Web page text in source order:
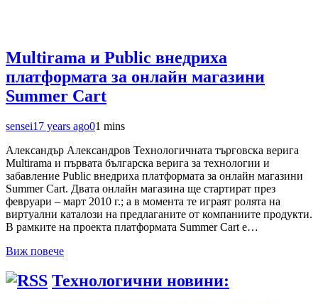
Multirama и Public внедриха
платформата за онлайн магазини
Summer Cart
sensei17 years ago01 mins
Александър Александров Технологичната търговска верига
Multirama и първата българска верига за технологии и
забавление Public внедриха платформата за онлайн магазини
Summer Cart. Двата онлайн магазина ще стартират през
февруари – март 2010 г.; а в момента те играят ролята на
виртуални каталози на предлаганите от компаниите продукти.
В рамките на проекта платформата Summer Cart е…
Виж повече
Технологични новини: